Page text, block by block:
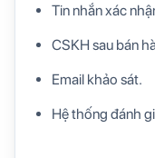
Tin nhắn xác
CSKH sau bán
Email khảo sát.
Hệ thống đánh